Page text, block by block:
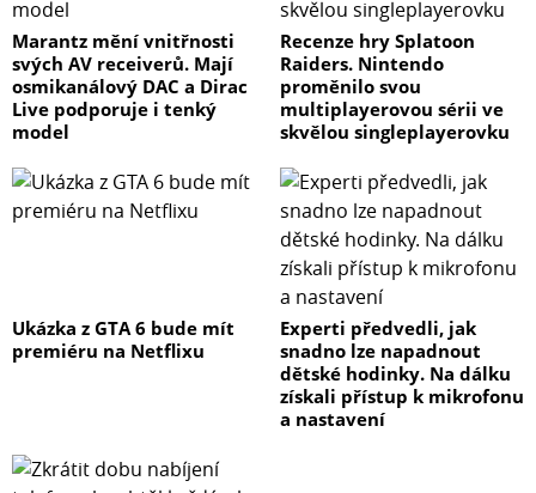
Marantz mění vnitřnosti
svých AV receiverů. Mají
osmikanálový DAC a Dirac
Live podporuje i tenký
model
Recenze hry Splatoon
Raiders. Nintendo
proměnilo svou
multiplayerovou sérii ve
skvělou singleplayerovku
Ukázka z GTA 6 bude mít
premiéru na Netflixu
Experti předvedli, jak
snadno lze napadnout
dětské hodinky. Na dálku
získali přístup k mikrofonu
a nastavení